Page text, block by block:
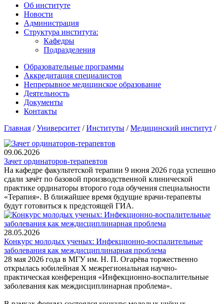
Об институте
Новости
Администрация
Структура института:
Кафедры
Подразделения
Образовательные программы
Аккредитация специалистов
Непрерывное медицинское образование
Деятельность
Документы
Контакты
Главная /Университет /Институты /Медицинский институт /
09.06.2026
Зачет ординаторов-терапевтов
На кафедре факультетской терапии 9 июня 2026 года успешно
сдали зачёт по базовой производственной клинической
практике ординаторы второго года обучения специальности
«Терапия». В ближайшее время будущие врачи-терапевты
будут готовиться к предстоящей ГИА.
28.05.2026
Конкурс молодых ученых: Инфекционно-воспалительные
заболевания как междисциплинарная проблема
28 мая 2026 года в МГУ им. Н. П. Огарёва торжественно
открылась юбилейная X межрегиональная научно-
практическая конференция «Инфекционно-воспалительные
заболевания как междисциплинарная проблема».